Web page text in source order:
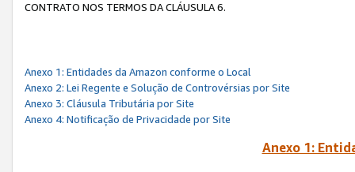
CONTRATO NOS TERMOS DA CLÁUSULA 6.
Anexo 1: Entidades da Amazon conforme o Local
Anexo 2: Lei Regente e Solução de Controvérsias por Site
Anexo 3: Cláusula Tributária por Site
Anexo 4: Notificação de Privacidade por Site
Anexo 1: